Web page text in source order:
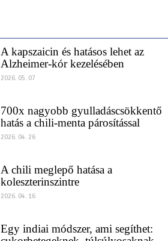
A kapszaicin és hatásos lehet az
Alzheimer-kór kezelésében
700x nagyobb gyulladáscsökkentő
hatás a chili-menta párosítással
A chili meglepő hatása a
koleszterinszintre